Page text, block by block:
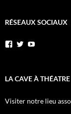
RÉSEAUX SOCIAUX
Voir
sur
Voir
annibal_lacave
sur
LA CAVE À THÉATRE
Visiter notre lieu